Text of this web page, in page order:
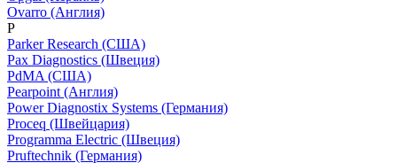
Ovarro (Англия)
P
Parker Research (США)
Pax Diagnostics (Швеция)
PdMA (США)
Pearpoint (Англия)
Power Diagnostix Systems (Германия)
Proceq (Швейцария)
Programma Electric (Швеция)
Pruftechnik (Германия)